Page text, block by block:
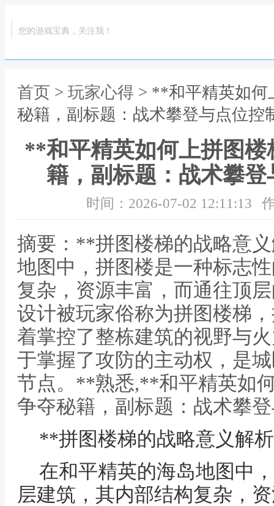
您的游戏宝典，关注我！
首页 > 玩家心得 > **和平精英如何
秘籍，副标题：战术攀登与点位控
**和平精英如何上拼图
籍，副标题：战术攀
时间：2026-07-02 12:11:13
摘要：**拼图楼梯的战略意
地图中，拼图楼是一种标志
复杂，资源丰富，而通往顶
设计被玩家俗称为拼图楼梯
着掌控了整栋建筑的视野与
于掌握了攻防的主动权，是
节点。**熟悉,**和平精英如
争夺秘籍，副标题：战术攀
**拼图楼梯的战略意义解
在和平精英的海岛地图中
层建筑，其内部结构复杂，